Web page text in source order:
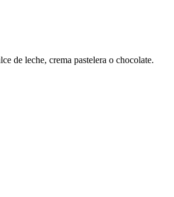
de leche, crema pastelera o chocolate.